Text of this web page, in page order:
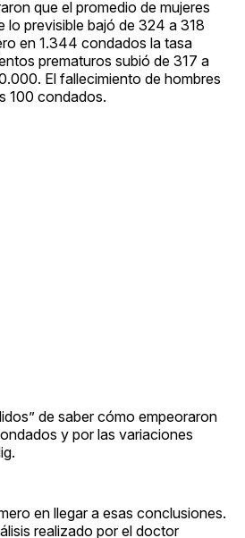
que el promedio de mujeres
lo previsible bajó de 324 a 318
en 1.344 condados la tasa
prematuros subió de 317 a
El fallecimiento de hombres
100 condados.
de saber cómo empeoraron
y por las variaciones
en llegar a esas conclusiones.
realizado por el doctor